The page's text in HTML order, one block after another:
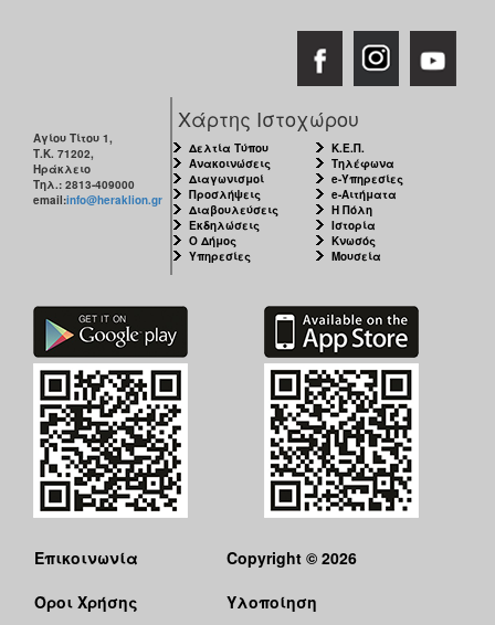
Αγίου Τίτου 1,
Τ.Κ. 71202,
Ηράκλειο
Τηλ.: 2813-409000
email:info@heraklion.gr
Χάρτης Ιστοχώρου
Δελτία Τύπου
Ανακοινώσεις
Διαγωνισμοί
Προσλήψεις
Διαβουλεύσεις
Εκδηλώσεις
Ο Δήμος
Υπηρεσίες
Κ.Ε.Π.
Τηλέφωνα
e-Υπηρεσίες
e-Αιτήματα
Η Πόλη
Ιστορία
Κνωσός
Μουσεία
Επικοινωνία
Όροι Χρήσης
Copyright © 2026
Υλοποίηση